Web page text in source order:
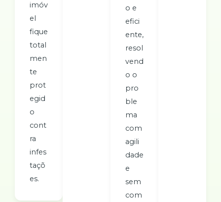
imóv
el
fique
total
men
te
prot
egid
o
cont
ra
infes
taçõ
es.
o e
efici
ente,
resol
vend
o o
pro
ble
ma
com
agili
dade
e
sem
com